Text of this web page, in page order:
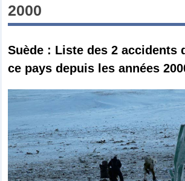
2000
Suède : Liste des 2 accidents
ce pays depuis les années